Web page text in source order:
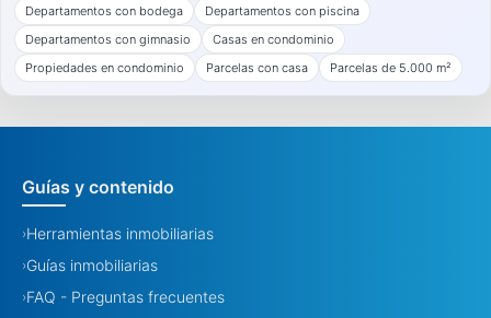
Departamentos con bodega
Departamentos con piscina
Departamentos con gimnasio
Casas en condominio
Propiedades en condominio
Parcelas con casa Parcelas de 5.000 m²
Guías y contenido
›Herramientas inmobiliarias
›Guías inmobiliarias
›FAQ - Preguntas frecuentes